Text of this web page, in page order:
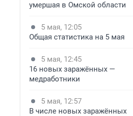
умершая в Омской области
5 мая, 12:05
Общая статистика на 5 мая
5 мая, 12:45
16 новых заражённых —
медработники
5 мая, 12:57
В числе новых заражённых